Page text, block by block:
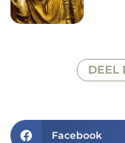
DEEL
Facebook